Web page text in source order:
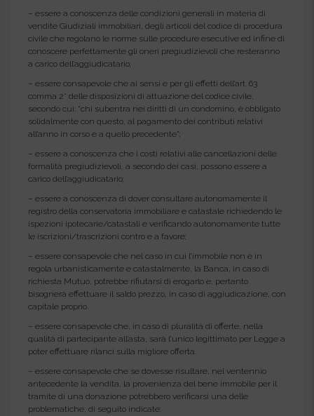
– essere a conoscenza delle condizioni generali in materia di
vendite Giudiziali immobiliari, degli articoli del codice di procedura
civile che regolano le norme sulle procedure esecutive ed infine di
conoscere perfettamente gli oneri pregiudizievoli che resteranno
a carico dell’aggiudicatario;
– essere consapevole che ai sensi e per gli effetti dell’art. 63
comma 2° delle disposizioni di attuazione del codice civile,
secondo cui: “chi subentra nei diritti di un condomino, è obbligato
solidalmente con questo, al pagamento dei contributi relativi
all’anno in corso e a quello precedente”;
– essere a conoscenza che i costi relativi alle cancellazioni delle
formalità pregiudizievoli, a secondo dei casi, possono essere a
carico dell’aggiudicatario;
– essere a conoscenza di dover consultare autonomamente il
registro della conservatoria immobiliare e catastale richiedendo le
ispezioni ipotecarie/catastali e verificando autonomamente tutte
le iscrizioni/trascrizioni contro e a favore;
– essere consapevole che nel caso in cui l’immobile non è in
regola urbanisticamente e catastalmente, la Banca, in caso di
richiesta Mutuo, potrebbe rifiutarsi di erogarlo e, pertanto
bisognerà effettuare il saldo prezzo, in caso di aggiudicazione, con
capitale proprio.
– essere consapevole che, in caso di pluralità di offerte, nella
qualità di partecipante all’asta, sarà l’unico legittimato per Legge a
poter effettuare rilanci sulla migliore offerta.
– essere consapevole che se dovesse risultare, nel ventennio
antecedente la vendita, la provenienza del bene immobile per il
tramite di una donazione potrebbero verificarsi una delle
problematiche, di seguito indicate: